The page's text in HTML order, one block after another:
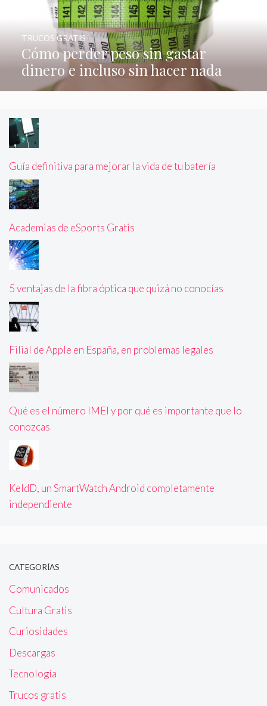
Cómo perder peso sin gastar
dinero e incluso sin hacer nada
TRUCOS GRATIS
Guía definitiva para mejorar la vida de tu batería
Academias de eSports Gratis
5 ventajas de la fibra óptica que quizá no conocías
Filial de Apple en España, en problemas legales
Qué es el número IMEI y por qué es importante que lo
conozcas
KeldD, un SmartWatch Android completamente
independiente
CATEGORÍAS
Comunicados
Cultura Gratis
Curiosidades
Descargas
Tecnología
Trucos gratis